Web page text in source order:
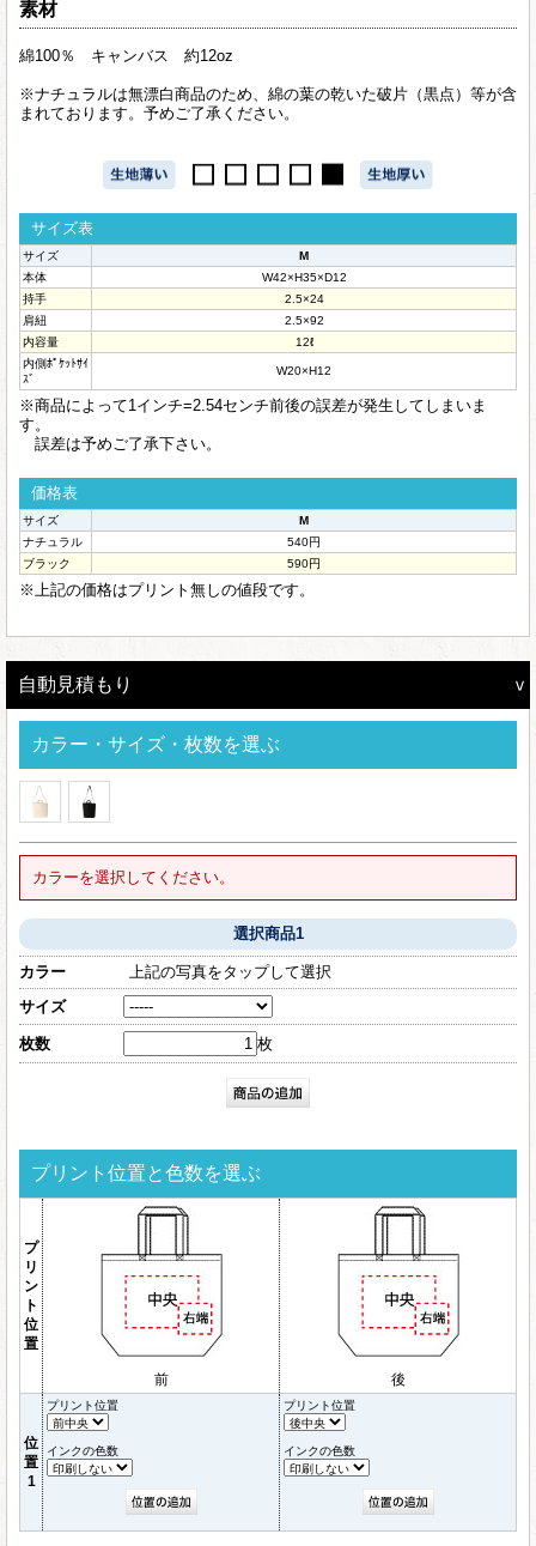
素材
綿100％ キャンバス 約12oz
※ナチュラルは無漂白商品のため、綿の葉の乾いた破片（黒点）等が含
まれております。予めご了承ください。
サイズ表
サイズ
M
本体
W42×H35×D12
持手
2.5×24
肩紐
2.5×92
内容量
12ℓ
内側ﾎﾟｹｯﾄｻｲ
ｽﾞ
W20×H12
※商品によって1インチ=2.54センチ前後の誤差が発生してしまいま
す。
誤差は予めご了承下さい。
価格表
サイズ
M
ナチュラル
540円
ブラック
590円
※上記の価格はプリント無しの値段です。
自動見積もり
カラー・サイズ・枚数を選ぶ
カラーを選択してください。
選択商品1
カラー
上記の写真をタップして選択
サイズ
枚数 枚
プリント位置と色数を選ぶ
プ
リ
ン
ト
位
置
前 後
位
置
1
プリント位置
インクの色数
プリント位置
インクの色数